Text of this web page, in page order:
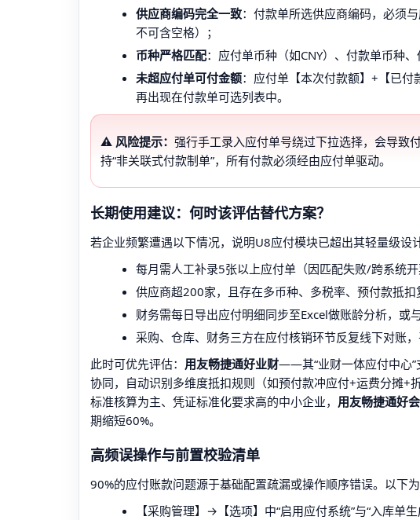
供应商编码完全一致：付款单所选供应商编码，必须
不可含空格）；
币种严格匹配：应付单币种（如CNY）、付款单币种
未超应付单可付金额：应付单【本次付款额】+【已
再出现在付款单可选列表中。
⚠️ 风险提示： 强行手工录入应付单号绕过下拉选择，会导致
持“非关联式付款制单”，所有付款必须经由应付单驱动。
长期使用建议：何时该评估替代方案？
若企业频繁遭遇以下情况，说明U8应付模块已超出其轻量级设
每月需人工补录5张以上应付单（因匹配失败/跨系统开
供应商超200家，且存在多币种、多税率、预付款抵扣
财务需每日导出应付明细同步至Excel做账龄分析，或
采购、仓库、财务三方在应付核销环节反复线下对账
此时可优先评估： 用友畅捷通好业财——其“业财一体应付中心
协同，自动识别多维度抵扣规则（如预付款冲应付+运费分摊+
标准核算为主、凭证标准化要求高的中小企业， 用友畅捷通好
期缩短60%。
高频误操作与前置校验清单
90%的应付账款问题源于基础配置疏漏或操作顺序错误。以下
【采购管理】→【选项】中“启用应付系统”与“入库单生